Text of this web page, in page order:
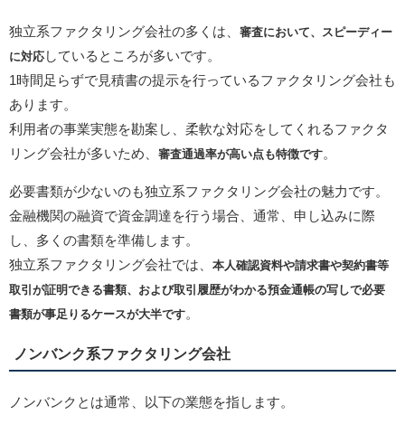
独立系ファクタリング会社の多くは、 審査において、スピーディー
に対応 しているところが多いです。
1時間足らずで見積書の提示を行っているファクタリング会社も
あります。
利用者の事業実態を勘案し、柔軟な対応をしてくれるファクタ
リング会社が多いため、 審査通過率が高い点も特徴です。
必要書類が少ないのも独立系ファクタリング会社の魅力です。
金融機関の融資で資金調達を行う場合、通常、申し込みに際
し、多くの書類を準備します。
独立系ファクタリング会社では、 本人確認資料や請求書や契約書等
取引が証明できる書類、および取引履歴がわかる預金通帳の写しで必要
書類が事足りるケースが大半です。
ノンバンク系ファクタリング会社
ノンバンクとは通常、以下の業態を指します。